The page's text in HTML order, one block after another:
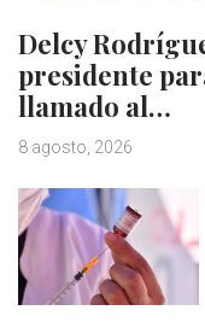
Delcy
presidente
llamado al…
8 agosto, 2026